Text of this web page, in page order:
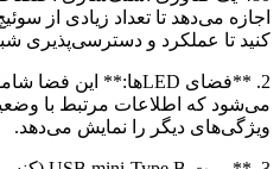
کنید تا عملکرد و دسترسی‌پذیری
می‌شود که اطلاعات مرتبط با
ویژگی‌های دیگر را نمایش می‌دهد.